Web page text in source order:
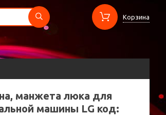
Корзина
манжета люка для
машины LG код: